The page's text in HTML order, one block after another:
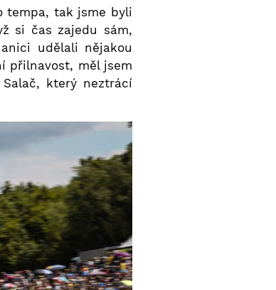
tempa, tak jsme byli
si čas zajedu sám,
udělali nějakou
přilnavost, měl jsem
který neztrácí